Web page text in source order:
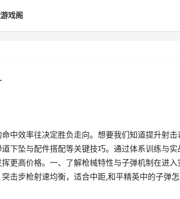
戏阁
中效率往决定胜负走向。想要我们知道提升射
下坠与配件搭配等关键技巧。通过体系训练与
更高价格。一、了解枪械特性与子弹机制在进
击步枪射速均衡，适合中距,和平精英中的子弹